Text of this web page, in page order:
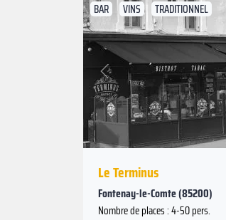
BAR VINS TRADITIONNEL
Précédent
Le Terminus
Fontenay-le-Comte (85200)
Nombre de places : 4-50 pers.